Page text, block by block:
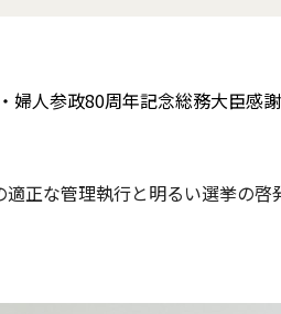
婦人参政80周年記念総務大臣感
正な管理執行と明るい選挙の啓